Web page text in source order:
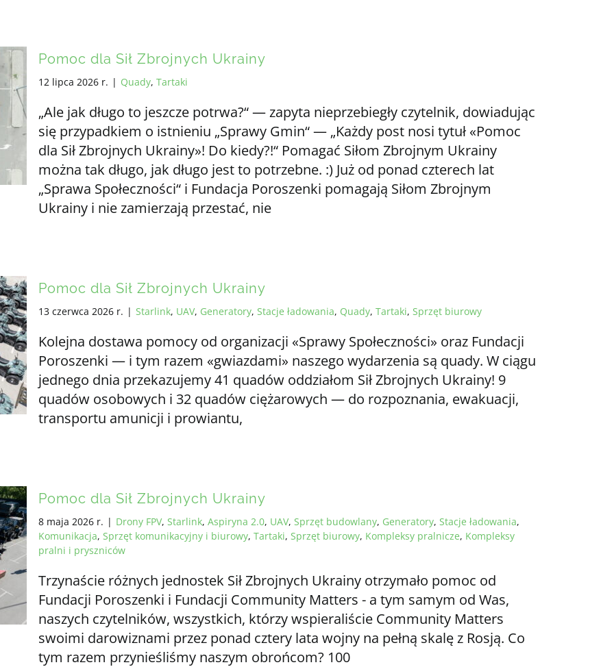
Pomoc dla Sił Zbrojnych Ukrainy
12 lipca 2026 r. | Quady, Tartaki
„Ale jak długo to jeszcze potrwa?“ — zapyta nieprzebiegły czytelnik, dowiadując
się przypadkiem o istnieniu „Sprawy Gmin“ — „Każdy post nosi tytuł «Pomoc
dla Sił Zbrojnych Ukrainy»! Do kiedy?!“ Pomagać Siłom Zbrojnym Ukrainy
można tak długo, jak długo jest to potrzebne. :) Już od ponad czterech lat
„Sprawa Społeczności“ i Fundacja Poroszenki pomagają Siłom Zbrojnym
Ukrainy i nie zamierzają przestać, nie
Pomoc dla Sił Zbrojnych Ukrainy
13 czerwca 2026 r. | Starlink, UAV, Generatory, Stacje ładowania, Quady, Tartaki, Sprzęt biurowy
Kolejna dostawa pomocy od organizacji «Sprawy Społeczności» oraz Fundacji
Poroszenki — i tym razem «gwiazdami» naszego wydarzenia są quady. W ciągu
jednego dnia przekazujemy 41 quadów oddziałom Sił Zbrojnych Ukrainy! 9
quadów osobowych i 32 quadów ciężarowych — do rozpoznania, ewakuacji,
transportu amunicji i prowiantu,
Pomoc dla Sił Zbrojnych Ukrainy
8 maja 2026 r. | Drony FPV, Starlink, Aspiryna 2.0, UAV, Sprzęt budowlany, Generatory, Stacje ładowania,
Komunikacja, Sprzęt komunikacyjny i biurowy, Tartaki, Sprzęt biurowy, Kompleksy pralnicze, Kompleksy
pralni i pryszniców
Trzynaście różnych jednostek Sił Zbrojnych Ukrainy otrzymało pomoc od
Fundacji Poroszenki i Fundacji Community Matters - a tym samym od Was,
naszych czytelników, wszystkich, którzy wspieraliście Community Matters
swoimi darowiznami przez ponad cztery lata wojny na pełną skalę z Rosją. Co
tym razem przynieśliśmy naszym obrońcom? 100